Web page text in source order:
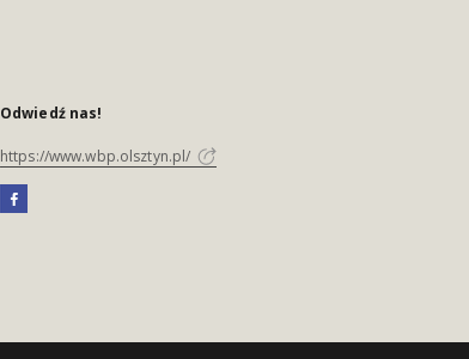
Odwiedź nas!
https://www.wbp.olsztyn.pl/